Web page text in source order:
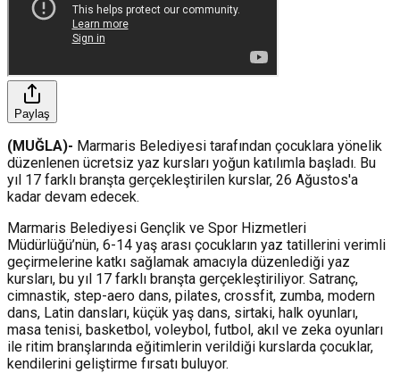
Paylaş
(MUĞLA)- Marmaris Belediyesi tarafından çocuklara yönelik
düzenlenen ücretsiz yaz kursları yoğun katılımla başladı. Bu
yıl 17 farklı branşta gerçekleştirilen kurslar, 26 Ağustos'a
kadar devam edecek.
Marmaris Belediyesi Gençlik ve Spor Hizmetleri
Müdürlüğü’nün, 6-14 yaş arası çocukların yaz tatillerini verimli
geçirmelerine katkı sağlamak amacıyla düzenlediği yaz
kursları, bu yıl 17 farklı branşta gerçekleştiriliyor. Satranç,
cimnastik, step-aero dans, pilates, crossfit, zumba, modern
dans, Latin dansları, küçük yaş dans, sirtaki, halk oyunları,
masa tenisi, basketbol, voleybol, futbol, akıl ve zeka oyunları
ile ritim branşlarında eğitimlerin verildiği kurslarda çocuklar,
kendilerini geliştirme fırsatı buluyor.